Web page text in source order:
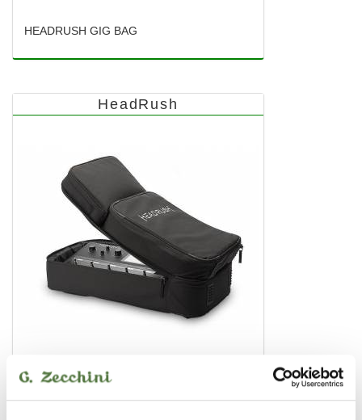
HEADRUSH GIG BAG
HeadRush
HEADRUSH BACKPACK